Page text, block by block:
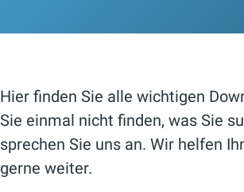
Hier finden Sie alle wichtigen
Sie einmal nicht finden, was Sie
sprechen Sie uns an. Wir helfen
gerne weiter.